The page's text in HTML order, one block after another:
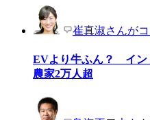
崔真淑さんが
EVより牛ふん？ イン
農家2万人超